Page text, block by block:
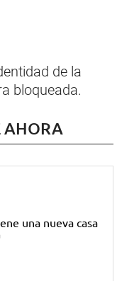
de la
bloqueada.
AHORA